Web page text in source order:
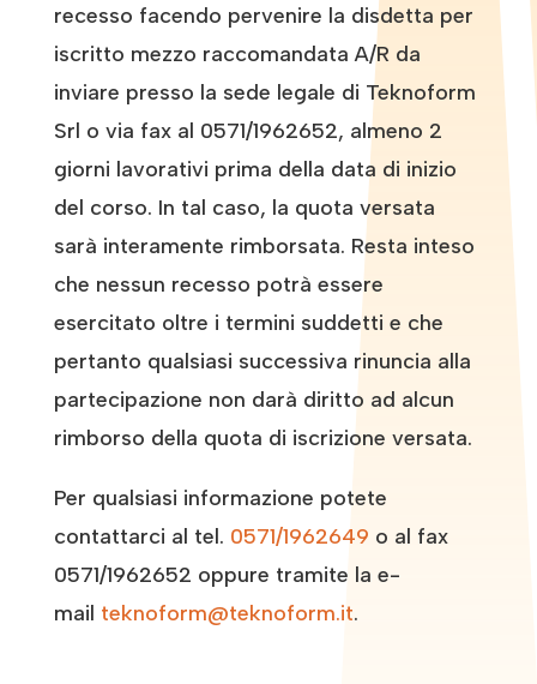
recesso facendo pervenire la disdetta per
iscritto mezzo raccomandata A/R da
inviare presso la sede legale di Teknoform
Srl o via fax al 0571/1962652, almeno 2
giorni lavorativi prima della data di inizio
del corso. In tal caso, la quota versata
sarà interamente rimborsata. Resta inteso
che nessun recesso potrà essere
esercitato oltre i termini suddetti e che
pertanto qualsiasi successiva rinuncia alla
partecipazione non darà diritto ad alcun
rimborso della quota di iscrizione versata.
Per qualsiasi informazione potete
contattarci al tel. 0571/1962649 o al fax
0571/1962652 oppure tramite la e-
mail teknoform@teknoform.it.